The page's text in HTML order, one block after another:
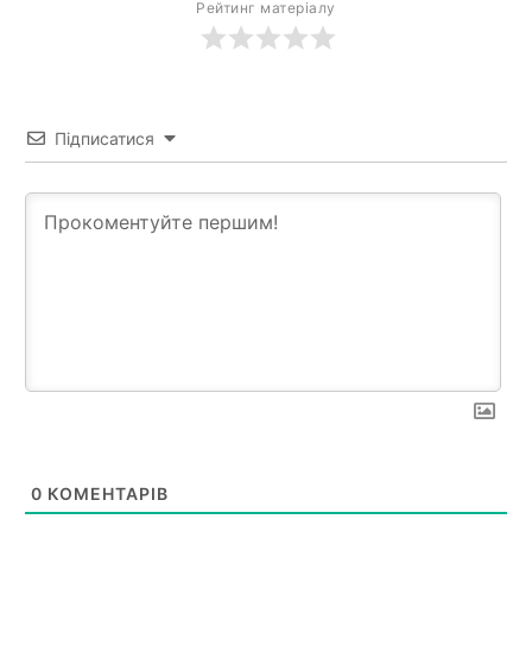
Рейтинг матеріалу
Підписатися
0 КОМЕНТАРІВ